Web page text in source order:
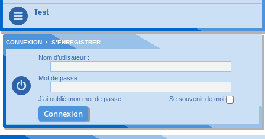
Test
CONNEXION • S’ENREGISTRER
Nom d’utilisateur :
Mot de passe :
J’ai oublié mon mot de passe Se souvenir de moi